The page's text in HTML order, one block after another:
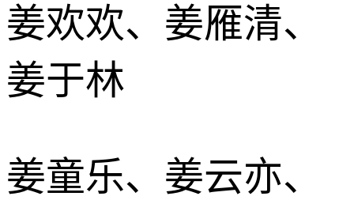
姜欢欢、姜雁清、
姜于林
姜童乐、姜云亦、